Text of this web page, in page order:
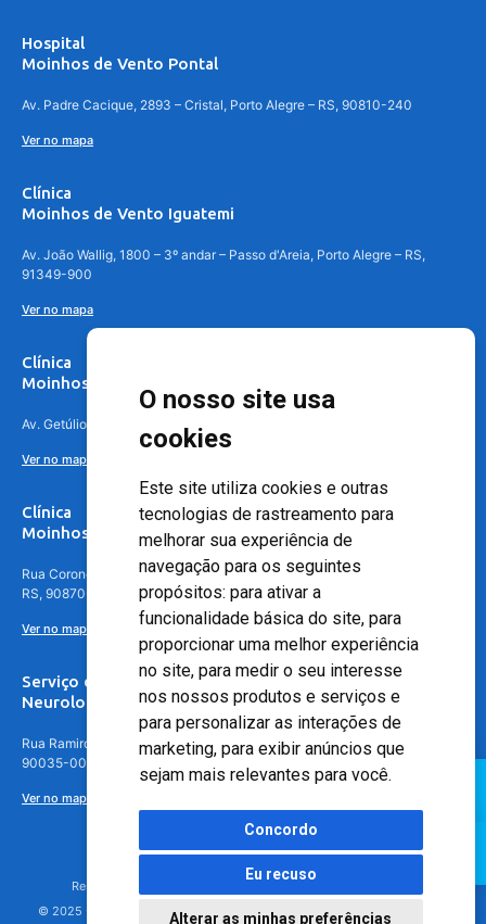
O nosso site usa
cookies
Este site utiliza cookies e outras
tecnologias de rastreamento para
melhorar sua experiência de
navegação para os seguintes
propósitos: para ativar a
funcionalidade básica do site, para
proporcionar uma melhor experiência
no site, para medir o seu interesse
nos nossos produtos e serviços e
para personalizar as interações de
marketing, para exibir anúncios que
sejam mais relevantes para você.
Concordo
Eu recuso
Alterar as minhas preferências
Hospital
Moinhos de Vento Pontal
Av. Padre Cacique, 2893 – Cristal, Porto Alegre – RS, 90810-240
Ver no mapa
Clínica
Moinhos de Vento Iguatemi
Av. João Wallig, 1800 – 3º andar – Passo d'Areia, Porto Alegre – RS,
91349-900
Ver no mapa
Clínica
Moinhos de Vento Canoas
Av. Getúlio Vargas, 4841 – Centro, Canoas – RS, 92010-010
Ver no mapa
Clínica
Moinhos de Vento - Teresópolis
Rua Coronel Aparício Borges, 250 - 3º andar - Teresópolis, Porto Alegre -
RS, 90870-016
Ver no mapa
Serviço de
Neurologia
Rua Ramiro Barcelos, 630 – 5º andar – Floresta, Porto Alegre – RS,
90035-001
Ver no mapa
Responsável Técnico: Dr. Luiz Antonio Nasi - CREMERS 11217
© 2025 - Hospital Moinhos de Vento - Registro Empresa (CRM-RS): 425